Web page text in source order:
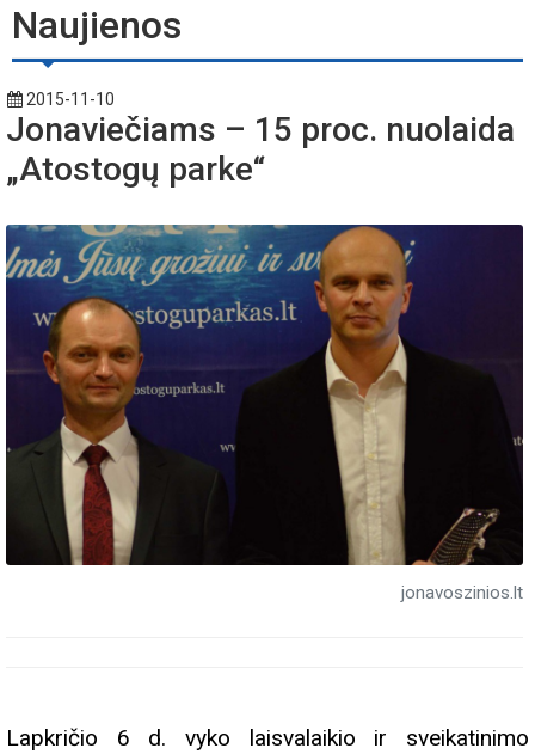
Naujienos
2015-11-10
Jonaviečiams – 15 proc. nuolaida
„Atostogų parke“
jonavoszinios.lt
Lapkričio 6 d. vyko laisvalaikio ir sveikatinimo